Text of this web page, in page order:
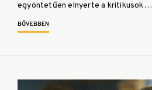
egyöntetűen elnyerte a kritikusok…
BŐVEBBEN